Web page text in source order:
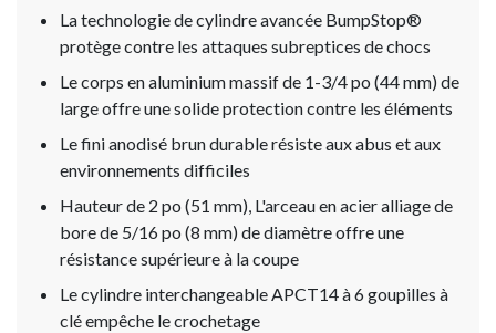
La technologie de cylindre avancée BumpStop®
protège contre les attaques subreptices de chocs
Le corps en aluminium massif de 1-3/4 po (44 mm) de
large offre une solide protection contre les éléments
Le fini anodisé brun durable résiste aux abus et aux
environnements difficiles
Hauteur de 2 po (51 mm), L'arceau en acier alliage de
bore de 5/16 po (8 mm) de diamètre offre une
résistance supérieure à la coupe
Le cylindre interchangeable APCT14 à 6 goupilles à
clé empêche le crochetage